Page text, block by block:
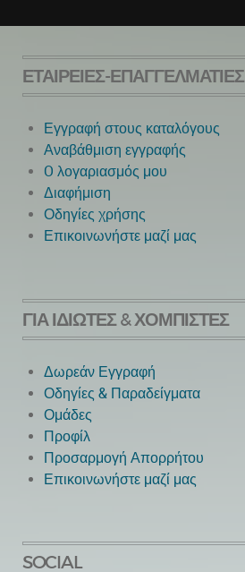
Next
ΕΤΑΙΡΕΊΕΣ-ΕΠΑΓΓΕΛΜΑΤΊΕΣ
Εγγραφή στους καταλόγους
Αναβάθμιση εγγραφής
O λογαριασμός μου
Διαφήμιση
Οδηγίες χρήσης
Επικοινωνήστε μαζί μας
ΓΙΑ ΙΔΙΏΤΕΣ & ΧΟΜΠΊΣΤΕΣ
Δωρεάν Εγγραφή
Οδηγίες & Παραδείγματα
Ομάδες
Προφίλ
Προσαρμογή Απορρήτου
Επικοινωνήστε μαζί μας
SOCIAL